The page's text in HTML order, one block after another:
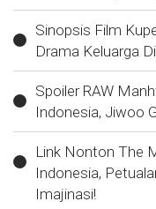
Sinopsis Film
Drama Keluarga
Spoiler RAW
Indonesia, Jiwoo
Link Nonton The
Indonesia,
Imajinasi!